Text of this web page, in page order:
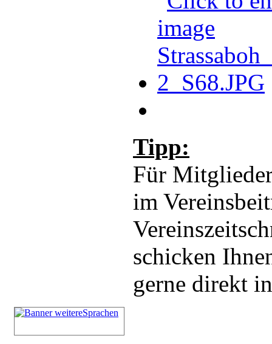
Tipp:
Für
im
schicken
gerne direkt